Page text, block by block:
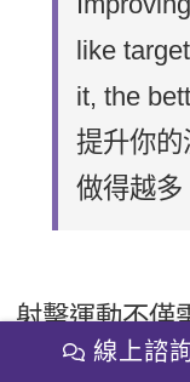
like
it, the
提升你的
做得越多
射擊運動不僅
在心理和體
線上諮